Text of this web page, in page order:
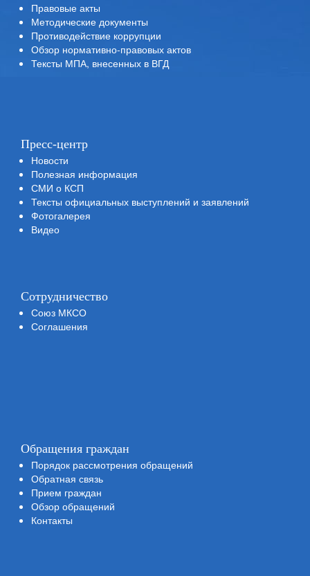
Правовые акты
Методические документы
Противодействие коррупции
Обзор нормативно-правовых актов
Тексты МПА, внесенных в ВГД
Пресс-центр
Новости
Полезная информация
СМИ о КСП
Тексты официальных выступлений и заявлений
Фотогалерея
Видео
Сотрудничество
Союз МКСО
Соглашения
Обращения граждан
Порядок рассмотрения обращений
Обратная связь
Прием граждан
Обзор обращений
Контакты